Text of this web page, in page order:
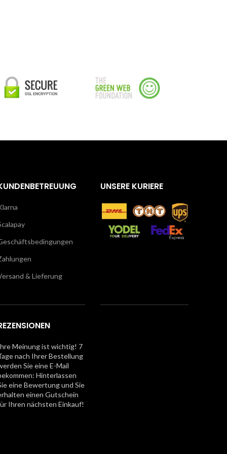
& Lieferung
Meinung ist wichtig! 7
nach Ihrer Bestellung
Sie eine E-Mail
Hinterlassen
eine Bewertung und Sie
einen Gutschein
Ihren nächsten Einkauf!
UNSERE KURIERE